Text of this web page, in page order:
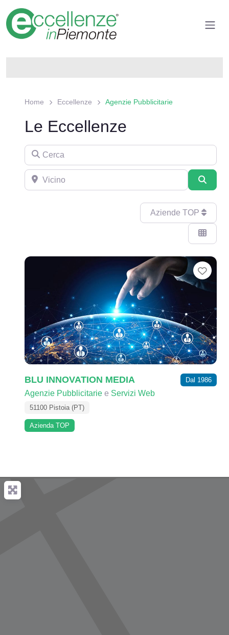
Home Eccellenze Agenzie Pubblicitarie
Le Eccellenze
Aziende TOP
BLU INNOVATION MEDIA Dal 1986
Agenzie Pubblicitarie e Servizi Web
51100 Pistoia (PT)
Azienda TOP